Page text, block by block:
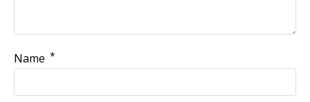
Name *